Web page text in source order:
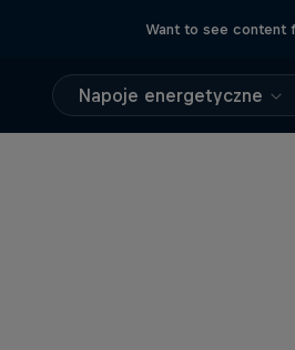
Want to see content
Napoje energetyczne